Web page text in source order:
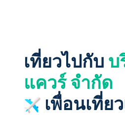
เที่ยวไปกับ บ
แควร์ จำกัด
เพื่อนเที่